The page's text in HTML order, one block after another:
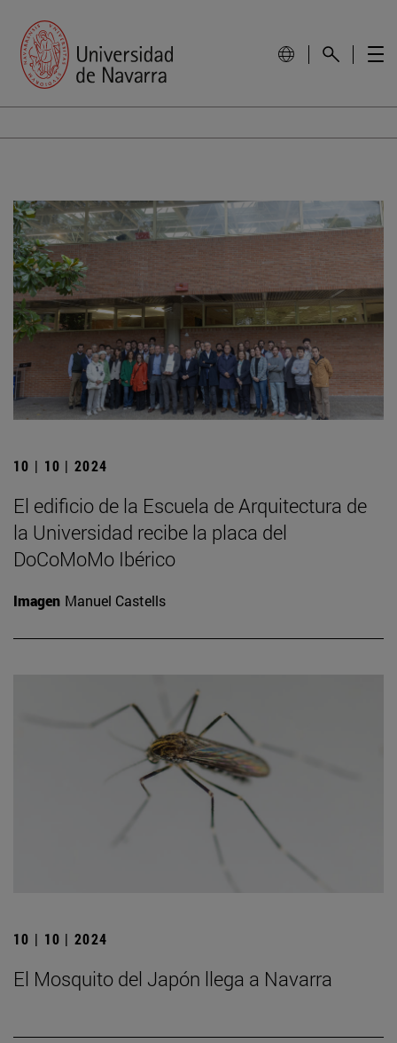
10 | 10 | 2024
El edificio de la Escuela de Arquitectura de
la Universidad recibe la placa del
DoCoMoMo Ibérico
Imagen Manuel Castells
10 | 10 | 2024
El Mosquito del Japón llega a Navarra